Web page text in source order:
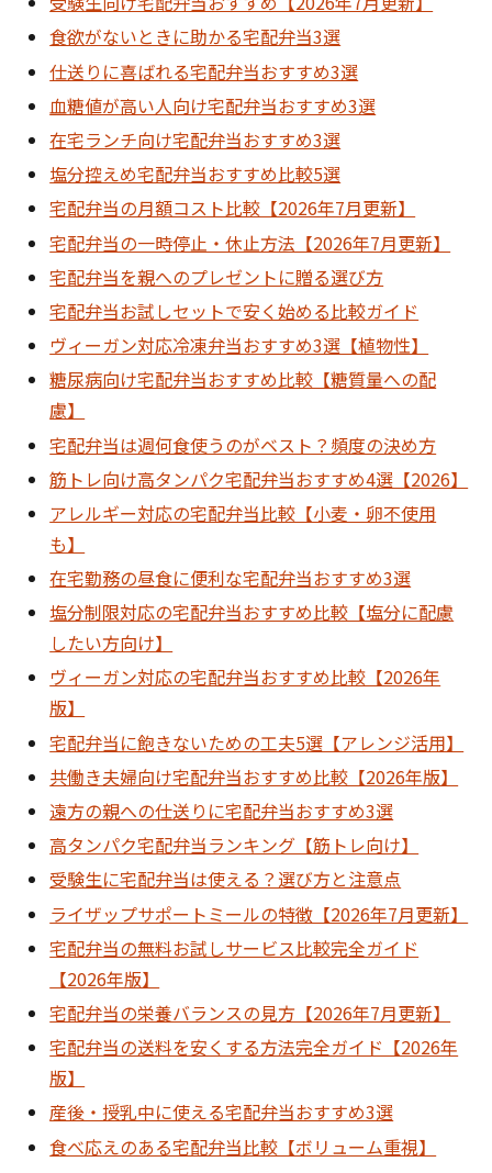
食欲がないときに助かる宅配弁当3選
仕送りに喜ばれる宅配弁当おすすめ3選
血糖値が高い人向け宅配弁当おすすめ3選
在宅ランチ向け宅配弁当おすすめ3選
塩分控えめ宅配弁当おすすめ比較5選
宅配弁当の月額コスト比較【2026年7月更新】
宅配弁当の一時停止・休止方法【2026年7月更新】
宅配弁当を親へのプレゼントに贈る選び方
宅配弁当お試しセットで安く始める比較ガイド
ヴィーガン対応冷凍弁当おすすめ3選【植物性】
糖尿病向け宅配弁当おすすめ比較【糖質量への配
慮】
宅配弁当は週何食使うのがベスト？頻度の決め方
筋トレ向け高タンパク宅配弁当おすすめ4選【2026】
アレルギー対応の宅配弁当比較【小麦・卵不使用
も】
在宅勤務の昼食に便利な宅配弁当おすすめ3選
塩分制限対応の宅配弁当おすすめ比較【塩分に配慮
したい方向け】
ヴィーガン対応の宅配弁当おすすめ比較【2026年
版】
宅配弁当に飽きないための工夫5選【アレンジ活用】
共働き夫婦向け宅配弁当おすすめ比較【2026年版】
遠方の親への仕送りに宅配弁当おすすめ3選
高タンパク宅配弁当ランキング【筋トレ向け】
受験生に宅配弁当は使える？選び方と注意点
ライザップサポートミールの特徴【2026年7月更新】
宅配弁当の無料お試しサービス比較完全ガイド
【2026年版】
宅配弁当の栄養バランスの見方【2026年7月更新】
宅配弁当の送料を安くする方法完全ガイド【2026年
版】
産後・授乳中に使える宅配弁当おすすめ3選
食べ応えのある宅配弁当比較【ボリューム重視】